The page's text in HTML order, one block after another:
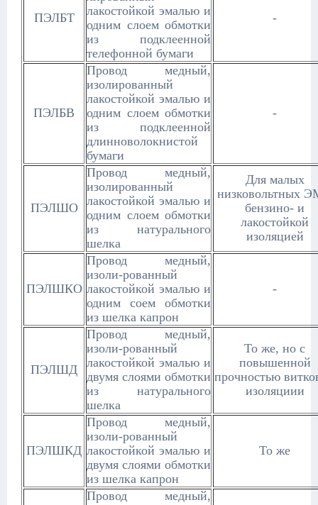
ПЭЛБТ
лакостойкой эмалью и
одним слоем обмотки
из подклеенной
телефонной бумаги
-
ПЭЛБВ
Провод медный,
изолированный
лакостойкой эмалью и
одним слоем обмотки
из подклеенной
длинноволокнистой
бумаги
-
ПЭЛШО
Провод медный,
изолированный
лакостойкой эмалью и
одним слоем обмотки
из натурального
шелка
Для малых
низковольтных
бензино- и
лакостойкой
изоляцией
ПЭЛШКО
Провод медный,
изоли-рованный
лакостойкой эмалью и
одним соем обмотки
из шелка капрон
-
ПЭЛШД
Провод медный,
изоли-рованный
лакостойкой эмалью и
двумя слоями обмотки
из натурального
шелка
То же, но с
повышенной
прочностью
изоляциии
ПЭЛШКД
Провод медный,
изоли-рованный
лакостойкой эмалью и
двумя слоями обмотки
из шелка капрон
То же
Провод медный,